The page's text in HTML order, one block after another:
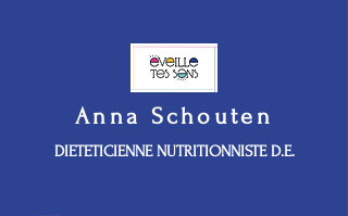
Anna Schouten
DIETETICIENNE NUTRITIONNISTE D.E.